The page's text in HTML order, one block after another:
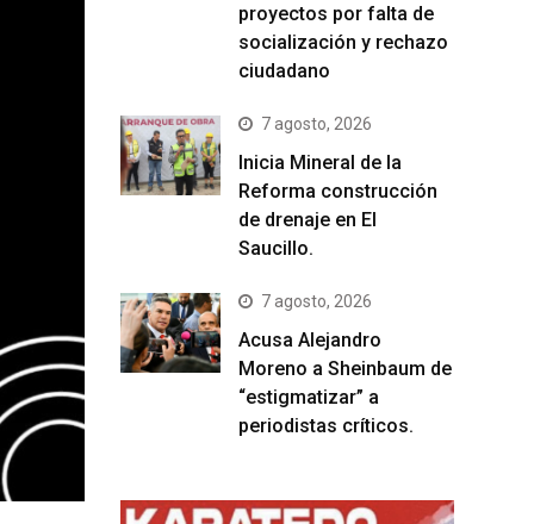
proyectos por falta de
socialización y rechazo
ciudadano
7 agosto, 2026
Inicia Mineral de la
Reforma construcción
de drenaje en El
Saucillo.
7 agosto, 2026
Acusa Alejandro
Moreno a Sheinbaum de
“estigmatizar” a
periodistas críticos.